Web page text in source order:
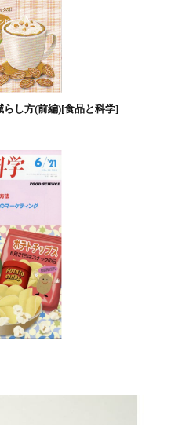
らし方(前編)[食品と科学]